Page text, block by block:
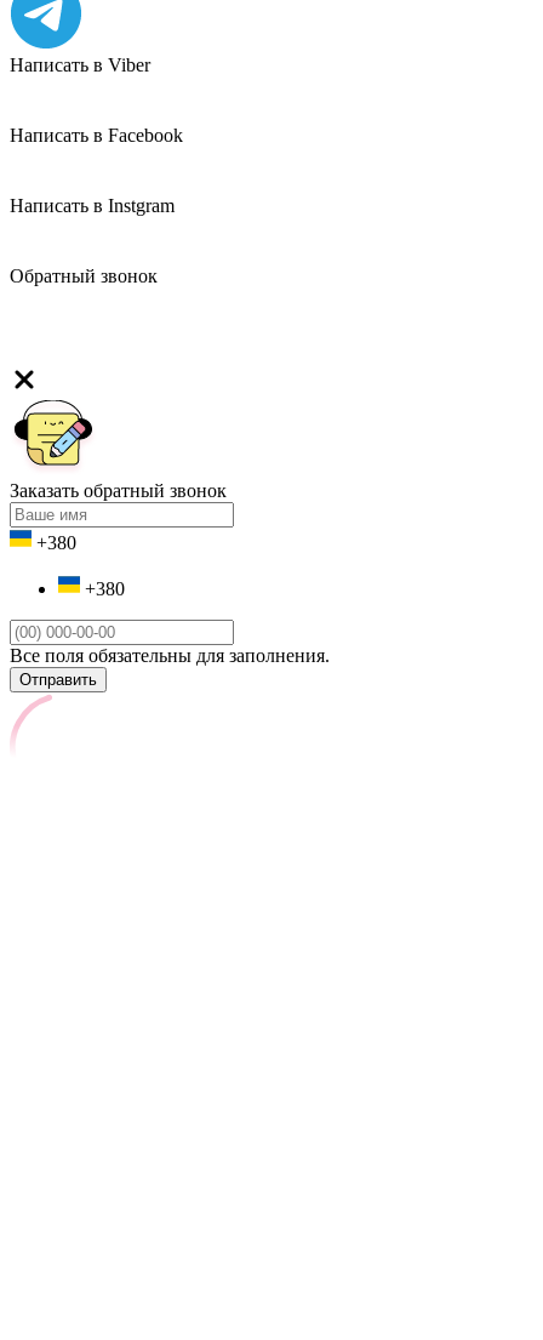
Написать в Viber
Написать в Facebook
Написать в Instgram
Обратный звонок
Заказать обратный звонок
+380
+380
Все поля обязательны для заполнения.
Отправить